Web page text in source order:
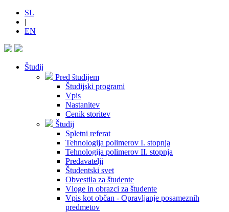
SL
|
EN
Študij
Pred študijem
Študijski programi
Vpis
Nastanitev
Cenik storitev
Študij
Spletni referat
Tehnologija polimerov I. stopnja
Tehnologija polimerov II. stopnja
Predavatelji
Študentski svet
Obvestila za študente
Vloge in obrazci za študente
Vpis kot občan - Opravljanje posameznih
predmetov